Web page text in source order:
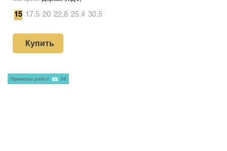
15 17.5 20 22,8 25.4 30.5
Купить
Примеры работ 34